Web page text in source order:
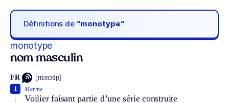
Définitions de “monotype“
monotype
nom masculin
FR [mɔnɔtip]
Marine.
Voilier faisant partie d’une série construite
1